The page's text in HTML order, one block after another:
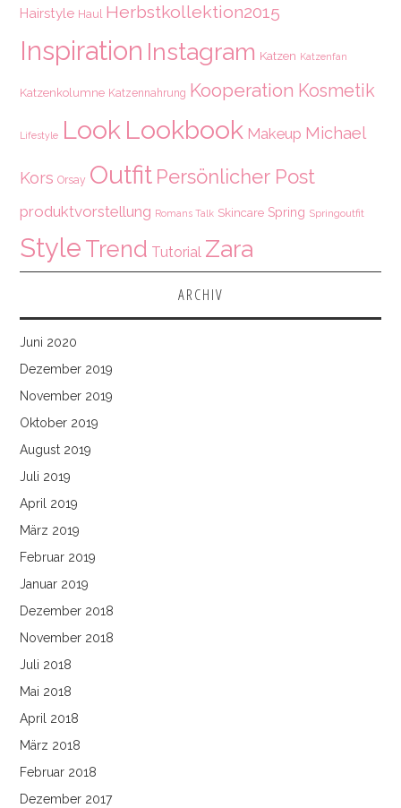
Hairstyle Haul Herbstkollektion2015
Inspiration Instagram Katzen Katzenfan
Katzenkolumne Katzennahrung Kooperation Kosmetik
Lifestyle Look Lookbook Makeup Michael
Kors Orsay Outfit Persönlicher Post
produktvorstellung Romans Talk Skincare Spring Springoutfit
Style Trend Tutorial Zara
ARCHIV
Juni 2020
Dezember 2019
November 2019
Oktober 2019
August 2019
Juli 2019
April 2019
März 2019
Februar 2019
Januar 2019
Dezember 2018
November 2018
Juli 2018
Mai 2018
April 2018
März 2018
Februar 2018
Dezember 2017